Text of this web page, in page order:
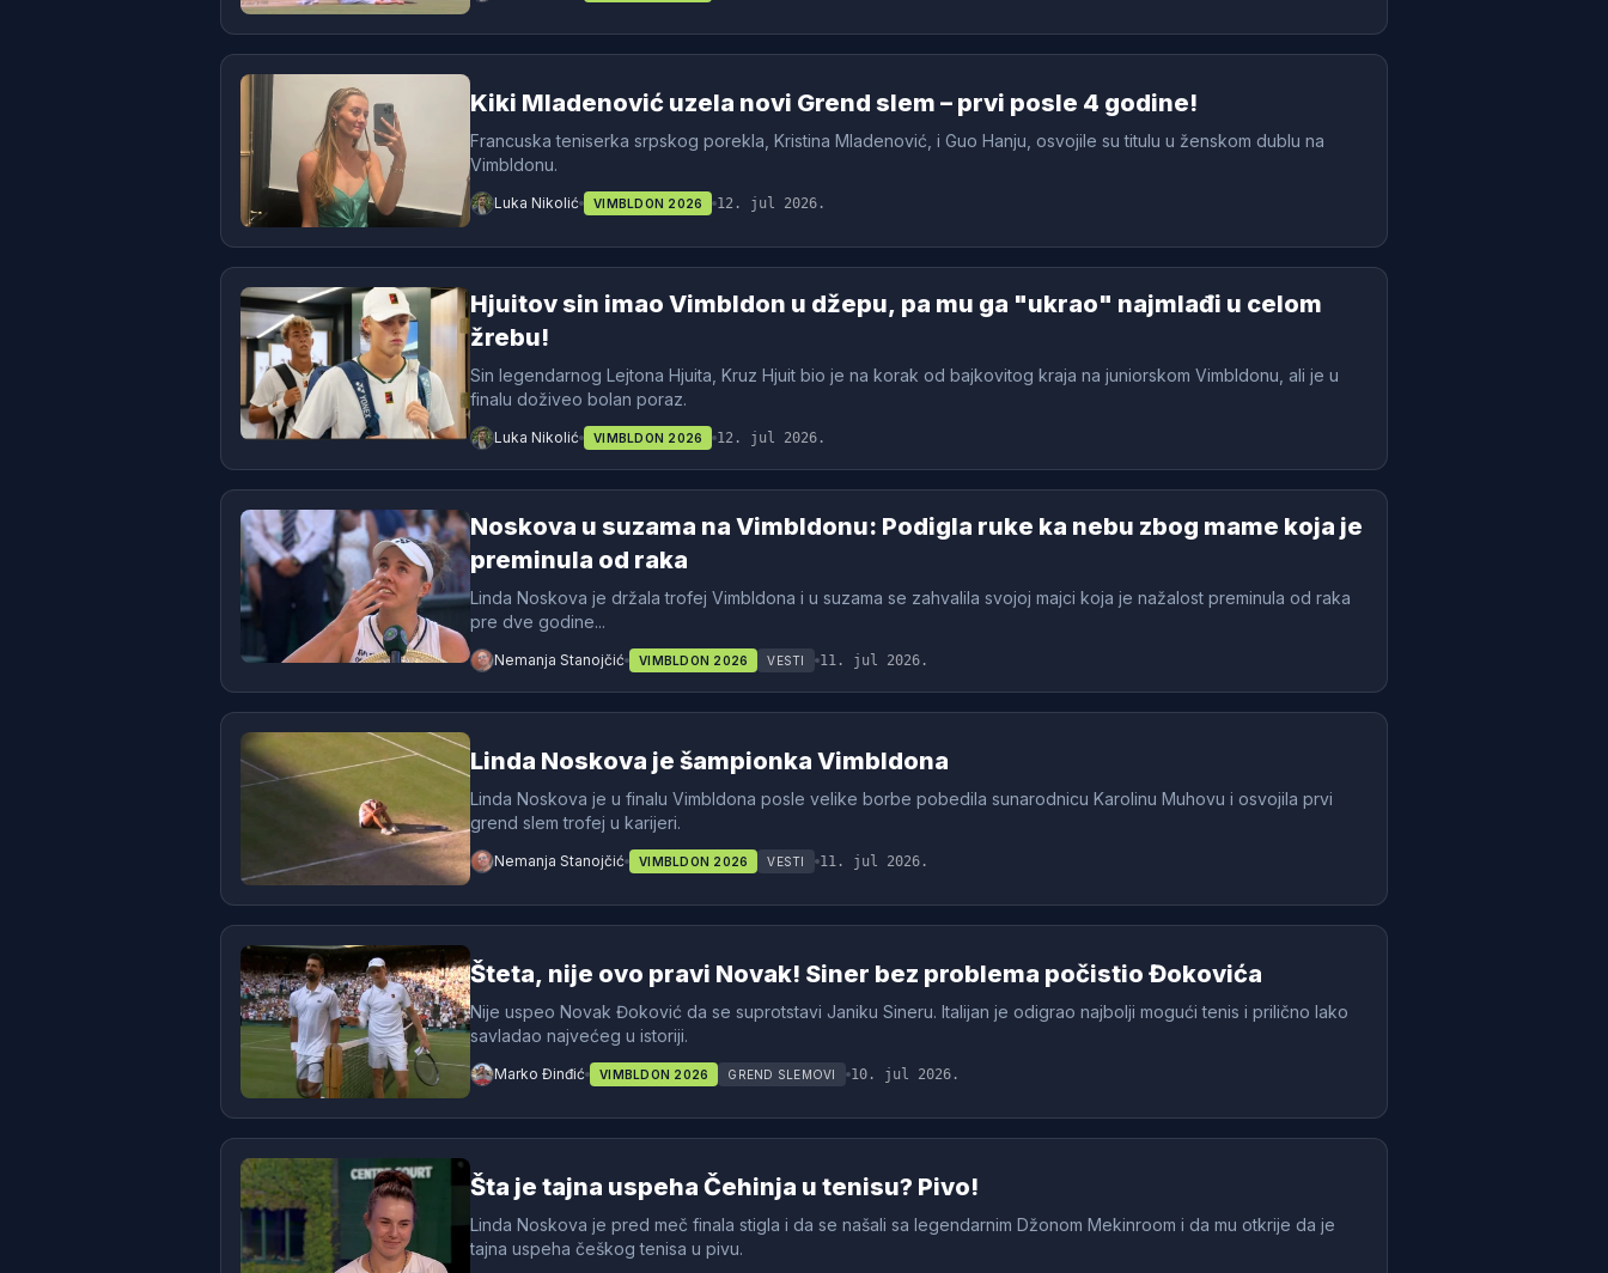
Kiki Mladenović uzela novi Grend slem – prvi posle 4 godine!
Francuska teniserka srpskog porekla, Kristina Mladenović, i Guo Hanju, osvojile su titulu u ženskom dublu na
Vimbldonu.
Luka Nikolić VIMBLDON 2026 12. jul 2026.
Hjuitov sin imao Vimbldon u džepu, pa mu ga "ukrao" najmlađi u celom
žrebu!
Sin legendarnog Lejtona Hjuita, Kruz Hjuit bio je na korak od bajkovitog kraja na juniorskom Vimbldonu, ali je u
finalu doživeo bolan poraz.
Luka Nikolić VIMBLDON 2026 12. jul 2026.
Noskova u suzama na Vimbldonu: Podigla ruke ka nebu zbog mame koja je
preminula od raka
Linda Noskova je držala trofej Vimbldona i u suzama se zahvalila svojoj majci koja je nažalost preminula od raka
pre dve godine...
Nemanja Stanojčić VIMBLDON 2026 VESTI 11. jul 2026.
Linda Noskova je šampionka Vimbldona
Linda Noskova je u finalu Vimbldona posle velike borbe pobedila sunarodnicu Karolinu Muhovu i osvojila prvi
grend slem trofej u karijeri.
Nemanja Stanojčić VIMBLDON 2026 VESTI 11. jul 2026.
Šteta, nije ovo pravi Novak! Siner bez problema počistio Đokovića
Nije uspeo Novak Đoković da se suprotstavi Janiku Sineru. Italijan je odigrao najbolji mogući tenis i prilično lako
savladao najvećeg u istoriji.
Marko Đinđić VIMBLDON 2026 GREND SLEMOVI 10. jul 2026.
Šta je tajna uspeha Čehinja u tenisu? Pivo!
Linda Noskova je pred meč finala stigla i da se našali sa legendarnim Džonom Mekinroom i da mu otkrije da je
tajna uspeha češkog tenisa u pivu.